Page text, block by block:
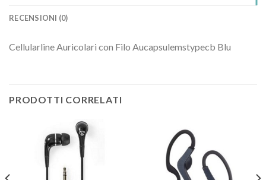
RECENSIONI (0)
Cellularline Auricolari con Filo Aucapsulemstypecb Blu
PRODOTTI CORRELATI